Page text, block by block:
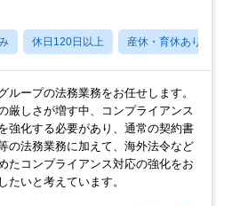
休日120日以上 産休・育休あり
ループの法務業務をお任せします。
厳しさが増す中、コンプライアンス
強化する必要があり、通常の契約書
の法務業務に加えて、海外法令など
たコンプライアンス対応の強化をお
たいと考えています。